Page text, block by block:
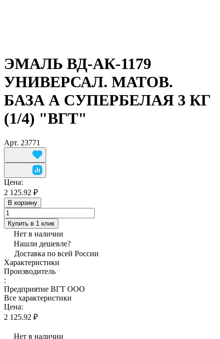
ЭМАЛЬ ВД-АК-1179
УНИВЕРСАЛ. МАТОВ.
БАЗА А СУПЕРБЕЛАЯ 3 КГ
(1/4) "ВГТ"
Арт. 23771
Цена:
2 125.92 ₽
В корзину
Купить в 1 клик
Нет в наличии
Нашли дешевле?
Доставка по всей России
Характеристики
Производитель
:
Предприятие ВГТ ООО
Все характеристики
Цена:
2 125.92 ₽
Нет в наличии